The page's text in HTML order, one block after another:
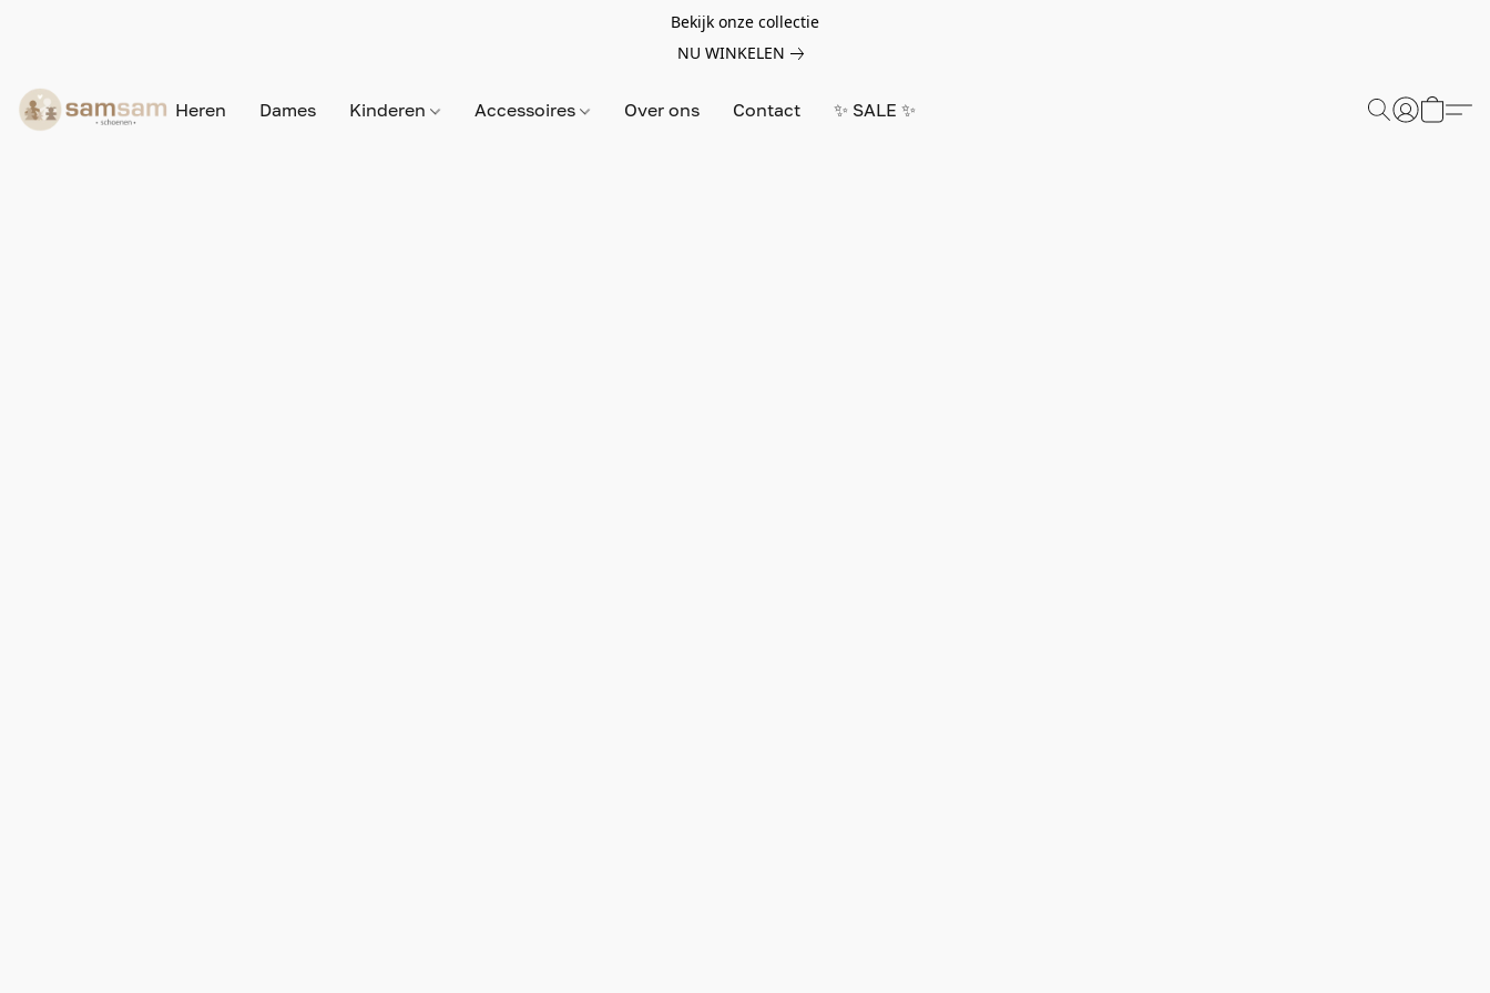
Bekijk onze collectie
NU WINKELEN
Heren Dames Kinderen Accessoires Over ons Contact ✨ SALE ✨